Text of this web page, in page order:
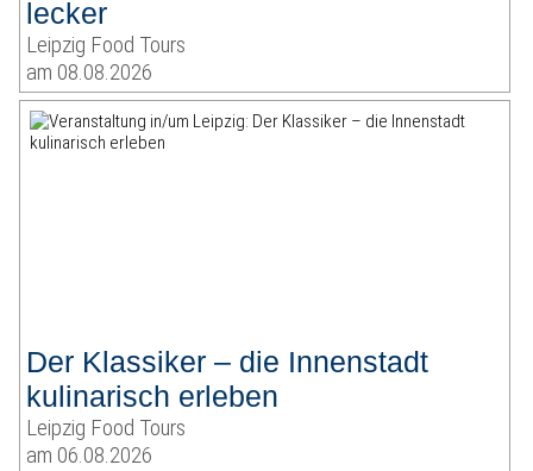
lecker
Leipzig Food Tours
am 08.08.2026
Der Klassiker – die Innenstadt
kulinarisch erleben
Leipzig Food Tours
am 06.08.2026